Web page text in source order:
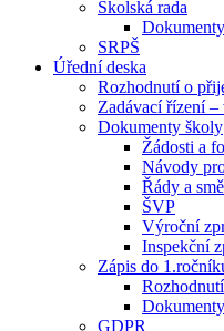
Školská rada
SRPŠ
Úřední deska
Rozhodnutí o
Zadávací řízení –
Dokumenty školy
Žádosti a
Návody
Řády a
ŠVP
Výroční
Inspekční
Zápis do
GDPR